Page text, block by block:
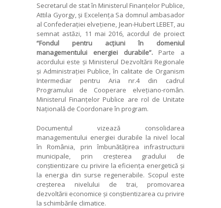
Secretarul de stat în Ministerul Finanțelor Publice,
Attila Gyorgy, și Excelența Sa domnul ambasador
al Confederației elvețiene, Jean-Hubert LEBET, au
semnat astăzi, 11 mai 2016, acordul de proiect
“Fondul pentru acțiuni în domeniul
managementului energiei durabile”.Parte a
acordului este și Ministerul Dezvoltării Regionale
și Administrației Publice, în calitate de Organism
Intermediar pentru Aria nr.4 din cadrul
Programului de Cooperare elvețiano-român.
Ministerul Finanțelor Publice are rol de Unitate
Națională de Coordonare în program.
Documentul vizează consolidarea
managementului energiei durabile la nivel local
în România, prin îmbunătățirea infrastructurii
municipale, prin creșterea gradului de
conștientizare cu privire la eficiența energetică și
la energia din surse regenerabile. Scopul este
creșterea nivelului de trai, promovarea
dezvoltării economice și conștientizarea cu privire
la schimbările climatice.